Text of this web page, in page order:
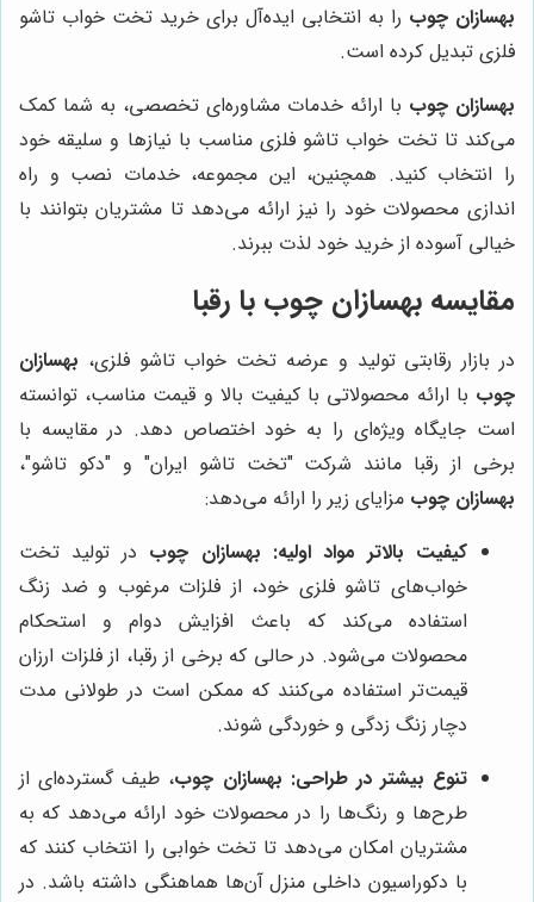
بهسازان چوب را به انتخابی ایده‌آل برای خرید تخت خواب تاشو
فلزی تبدیل کرده است.
بهسازان چوب با ارائه خدمات مشاوره‌ای تخصصی، به شما کمک
می‌کند تا تخت خواب تاشو فلزی مناسب با نیازها و سلیقه خود
را انتخاب کنید. همچنین، این مجموعه، خدمات نصب و راه
اندازی محصولات خود را نیز ارائه می‌دهد تا مشتریان بتوانند با
خیالی آسوده از خرید خود لذت ببرند.
مقایسه بهسازان چوب با رقبا
در بازار رقابتی تولید و عرضه تخت خواب تاشو فلزی، بهسازان
چوب با ارائه محصولاتی با کیفیت بالا و قیمت مناسب، توانسته
است جایگاه ویژه‌ای را به خود اختصاص دهد. در مقایسه با
برخی از رقبا مانند شرکت "تخت تاشو ایران" و "دکو تاشو"،
بهسازان چوب مزایای زیر را ارائه می‌دهد:
کیفیت بالاتر مواد اولیه: بهسازان چوب در تولید تخت
خواب‌های تاشو فلزی خود، از فلزات مرغوب و ضد زنگ
استفاده می‌کند که باعث افزایش دوام و استحکام
محصولات می‌شود. در حالی که برخی از رقبا، از فلزات ارزان
قیمت‌تر استفاده می‌کنند که ممکن است در طولانی مدت
دچار زنگ زدگی و خوردگی شوند.
تنوع بیشتر در طراحی: بهسازان چوب، طیف گسترده‌ای از
طرح‌ها و رنگ‌ها را در محصولات خود ارائه می‌دهد که به
مشتریان امکان می‌دهد تا تخت خوابی را انتخاب کنند که
با دکوراسیون داخلی منزل آن‌ها هماهنگی داشته باشد. در